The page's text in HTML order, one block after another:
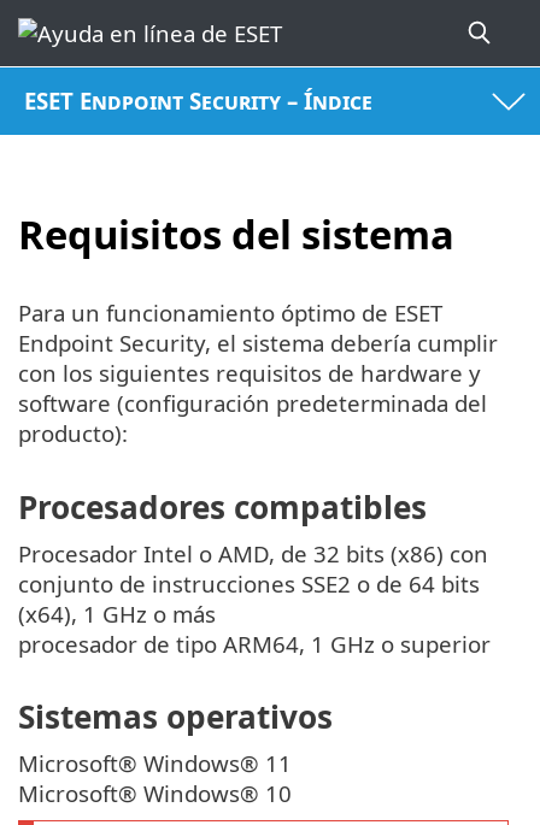
ESET Endpoint Security – Índice
Requisitos del sistema
Para un funcionamiento óptimo de ESET
Endpoint Security, el sistema debería cumplir
con los siguientes requisitos de hardware y
software (configuración predeterminada del
producto):
Procesadores compatibles
Procesador Intel o AMD, de 32 bits (x86) con
conjunto de instrucciones SSE2 o de 64 bits
(x64), 1 GHz o más
procesador de tipo ARM64, 1 GHz o superior
Sistemas operativos
Microsoft® Windows® 11
Microsoft® Windows® 10